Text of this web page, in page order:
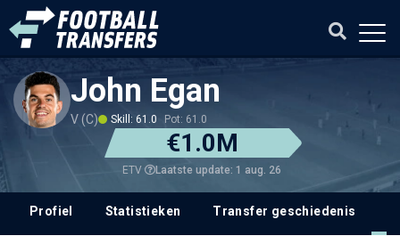
John Egan
V (C) Skill: 61.0 Pot: 61.0
€1.0M
ETV Laatste update: 1 aug. 26
Profiel Statistieken Transfer geschiedenis